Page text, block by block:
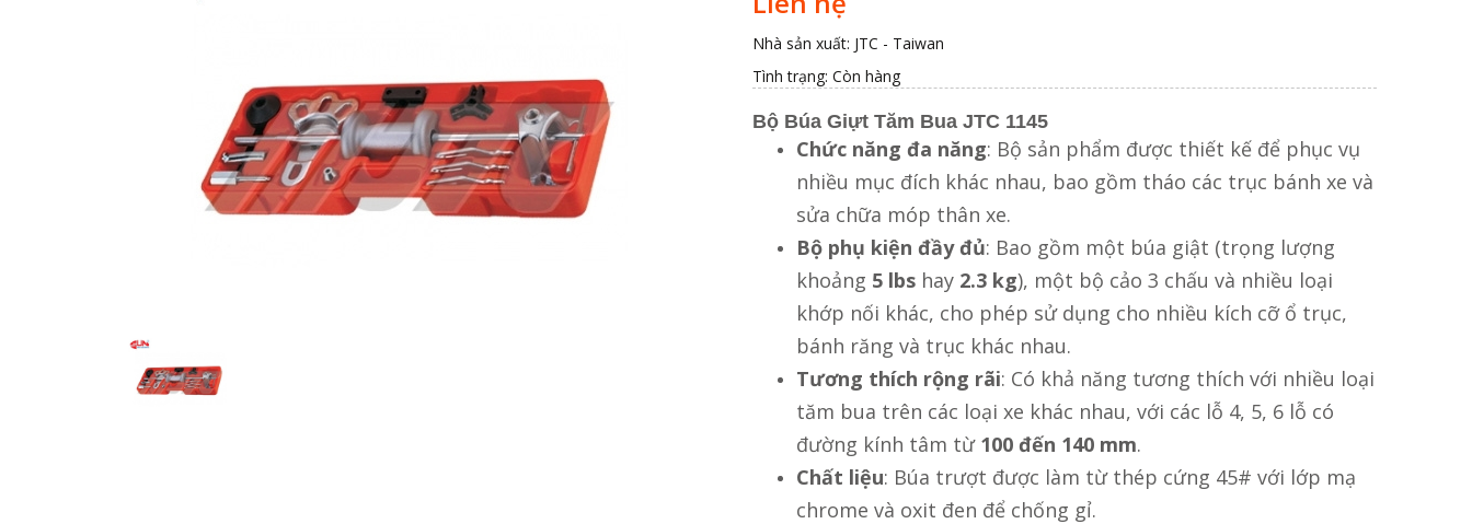
Nhà sản xuất: JTC - Taiwan
Tình trạng: Còn hàng
Bộ Búa Giựt Tăm Bua JTC 1145
Chức năng đa năng: Bộ sản phẩm được thiết kế để phục vụ
nhiều mục đích khác nhau, bao gồm tháo các trục bánh xe và
sửa chữa móp thân xe.
Bộ phụ kiện đầy đủ: Bao gồm một búa giật (trọng lượng
khoảng 5 lbs hay 2.3 kg), một bộ cảo 3 chấu và nhiều loại
khớp nối khác, cho phép sử dụng cho nhiều kích cỡ ổ trục,
bánh răng và trục khác nhau.
Tương thích rộng rãi: Có khả năng tương thích với nhiều loại
tăm bua trên các loại xe khác nhau, với các lỗ 4, 5, 6 lỗ có
đường kính tâm từ 100 đến 140 mm.
Chất liệu: Búa trượt được làm từ thép cứng 45# với lớp mạ
chrome và oxit đen để chống gỉ.